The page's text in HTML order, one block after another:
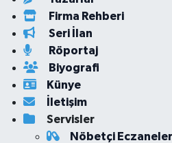
Firma Rehberi
Seri İlan
Röportaj
Biyografi
Künye
İletişim
Servisler
Nöbetçi Eczaneler